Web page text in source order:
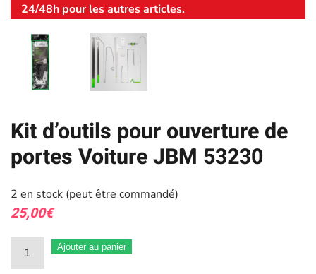
24/48h pour les autres articles.
Kit d’outils pour ouverture de
portes Voiture JBM 53230
2 en stock (peut être commandé)
25,00€
quantité
de
Ajouter au panier